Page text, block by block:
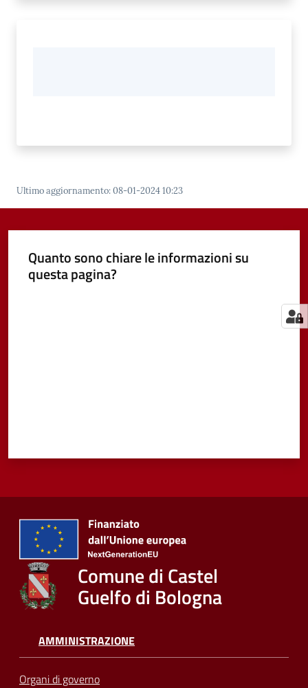
Ultimo aggiornamento:08-01-2024 10:23
Quanto sono chiare le informazioni su
questa pagina?
Comune di Castel
Guelfo di Bologna
AMMINISTRAZIONE
Organi di governo